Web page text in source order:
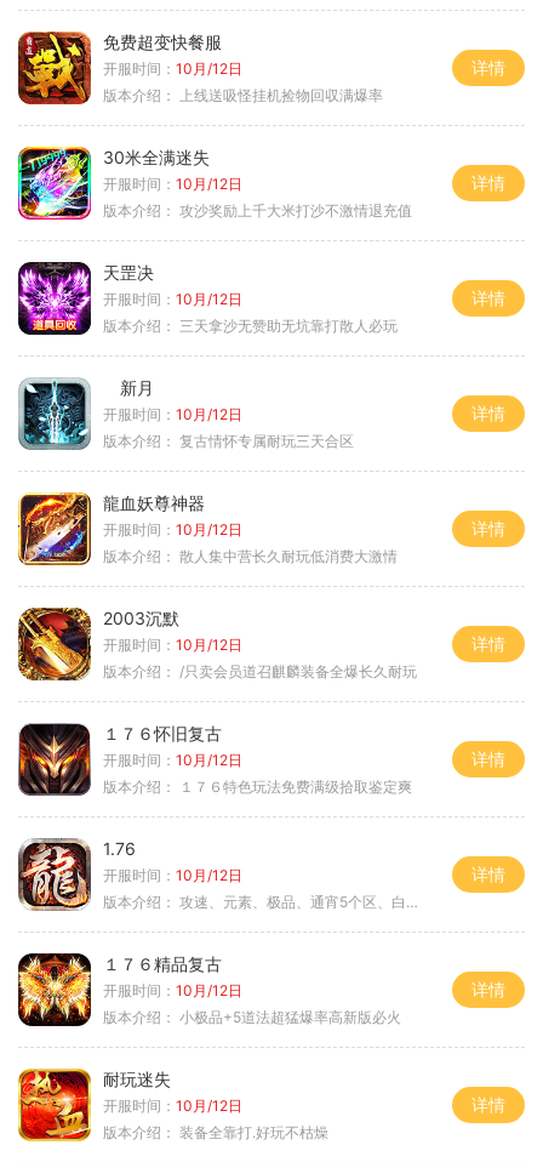
免费超变快餐服
开服时间： 10月/12日
版本介绍：
上线送吸怪挂机捡物回収满爆率
详情
30米全满迷失
开服时间： 10月/12日
版本介绍： 攻沙奖励上千大米打沙不激情退充值
详情
天罡决
开服时间： 10月/12日
版本介绍： 三天拿沙无赞助无坑靠打散人必玩
详情
新月
开服时间： 10月/12日
版本介绍： 复古情怀专属耐玩三天合区
详情
龍血妖尊神器
开服时间： 10月/12日
版本介绍： 散人集中营长久耐玩低消费大激情
详情
2003沉默
开服时间： 10月/12日
版本介绍： /只卖会员道召麒麟装备全爆长久耐玩
详情
１７６怀旧复古
开服时间： 10月/12日
版本介绍：
１７６特色玩法免费满级拾取鉴定爽
详情
1.76
开服时间： 10月/12日
版本介绍： 攻速、元素、极品、通宵5个区、白天10个区
详情
１７６精品复古
开服时间： 10月/12日
版本介绍： 小极品+5道法超猛爆率高新版必火
详情
耐玩迷失
开服时间： 10月/12日
版本介绍： 装备全靠打.好玩不枯燥
详情